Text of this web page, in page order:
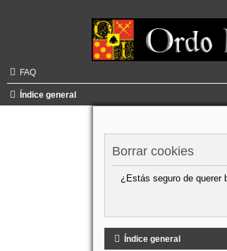
FAQ
Índice general
Borrar cookies
¿Estás seguro de querer
Índice general